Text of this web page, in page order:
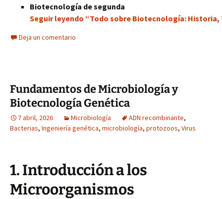
Biotecnología de segunda
Seguir leyendo “Todo sobre Biotecnología: Historia,
Deja un comentario
Fundamentos de Microbiología y
Biotecnología Genética
7 abril, 2026 Microbiología ADN recombinante,
Bacterias, Ingeniería genética, microbiología, protozoos, Virus
1. Introducción a los
Microorganismos